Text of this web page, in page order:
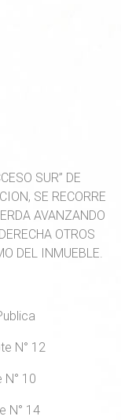
SUR” DE
SE RECORRE
AVANZANDO
OTROS
DEL INMUEBLE.
N° 12
N° 10
N° 14